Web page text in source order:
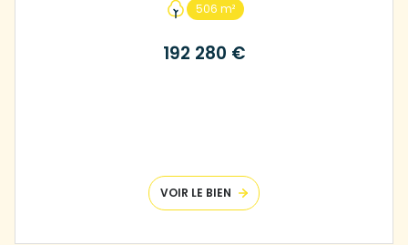
506 m²
192 280 €
VOIR LE BIEN